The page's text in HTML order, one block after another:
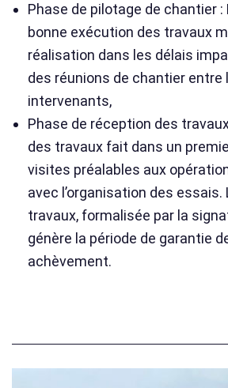
Phase de pilotage de chantier
bonne exécution des travaux
réalisation dans les délais
des réunions de chantier
intervenants,
Phase de réception des
des travaux fait dans un
visites préalables aux
avec l’organisation des
travaux, formalisée par la
génère la période de garantie
achèvement.